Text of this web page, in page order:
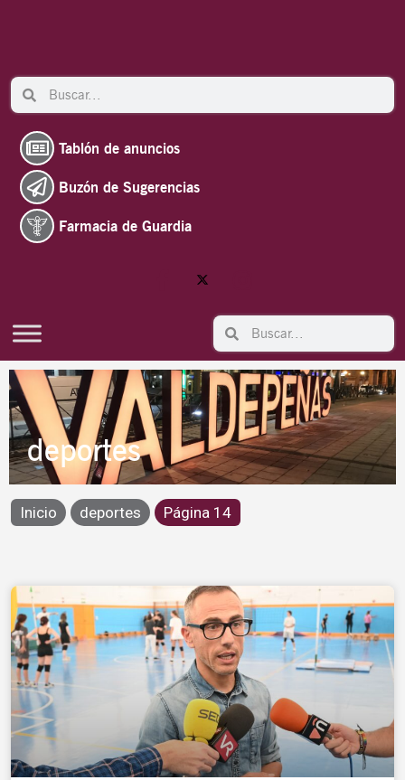
Search Search
Tablón de anuncios
Buzón de Sugerencias
Farmacia de Guardia
Search Search
deportes
Inicio deportes Página 14